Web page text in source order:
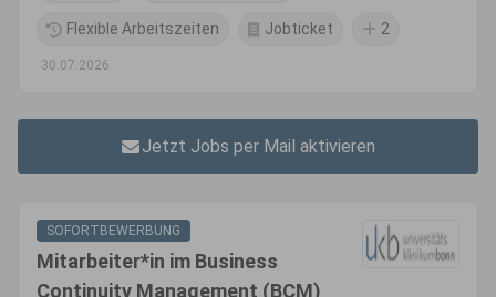
Flexible Arbeitszeiten Jobticket 2
30.07.2026
Jetzt Jobs per Mail aktivieren
SOFORTBEWERBUNG
Mitarbeiter*in im Business
Continuity Management (BCM)